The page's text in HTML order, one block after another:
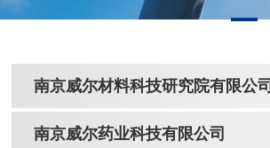
南京威尔材料科技研究院有限公司
南京威尔药业科技有限公司